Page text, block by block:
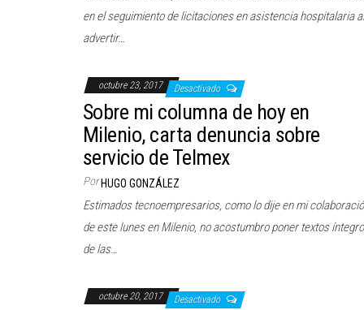
en el seguimiento de licitaciones en asistencia hospitalaria al
advertir…
octubre 23, 2017 Desactivado
Sobre mi columna de hoy en
Milenio, carta denuncia sobre
servicio de Telmex
Por HUGO GONZÁLEZ
Estimados tecnoempresarios, como lo dije en mi
de este lunes en Milenio, no acostumbro poner textos
de las…
octubre 20, 2017 Desactivado